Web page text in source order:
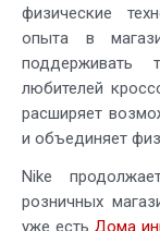
физические
опыта в
поддерживать
любителей
расширяет
и объединяет
Nike
розничных
уже естьДома